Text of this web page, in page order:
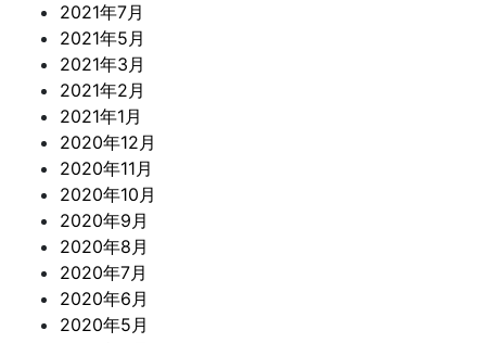
2021年7月
2021年5月
2021年3月
2021年2月
2021年1月
2020年12月
2020年11月
2020年10月
2020年9月
2020年8月
2020年7月
2020年6月
2020年5月